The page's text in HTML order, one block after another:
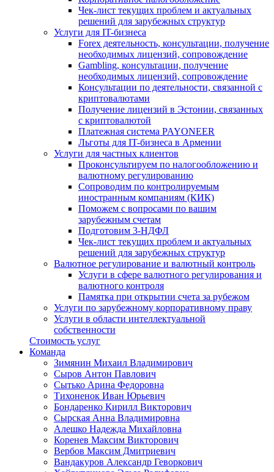
Чек-лист текущих проблем и актуальных
решений для зарубежных структур
Услуги для IT-бизнеса
Forex деятельность, консультации, получение
необходимых лицензий, сопровождение
Gambling, консультации, получение
необходимых лицензий, сопровождение
Консультации по деятельности, связанной с
криптовалютами
Получение лицензий в Эстонии, связанных
с криптовалютой
Платежная система PAYONEER
Льготы для IT-бизнеса в Армении
Услуги для частных клиентов
Проконсультируем по налогообложению и
валютному регулированию
Сопроводим по контролируемым
иностранным компаниям (КИК)
Поможем с вопросами по вашим
зарубежным счетам
Подготовим 3-НДФЛ
Чек-лист текущих проблем и актуальных
решений для зарубежных структур
Валютное регулирование и валютный контроль
Услуги в сфере валютного регулирования и
валютного контроля
Памятка при открытии счета за рубежом
Услуги по зарубежному корпоративному праву
Услуги в области интеллектуальной
собственности
Стоимость услуг
Команда
Зимянин Михаил Владимирович
Сыров Антон Павлович
Сытько Арина Федоровна
Тихоненок Иван Юрьевич
Бондаренко Кирилл Викторович
Сырская Анна Владимировна
Алешко Надежда Михайловна
Коренев Максим Викторович
Вербов Максим Дмитриевич
Вандакуров Александр Геворкович